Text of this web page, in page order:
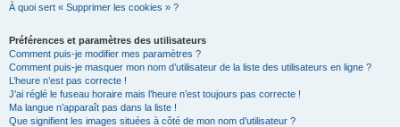
À quoi sert « Supprimer les cookies » ?
Préférences et paramètres des utilisateurs
Comment puis-je modifier mes paramètres ?
Comment puis-je masquer mon nom d’utilisateur de la liste des utilisateurs en ligne ?
L’heure n’est pas correcte !
J’ai réglé le fuseau horaire mais l’heure n’est toujours pas correcte !
Ma langue n’apparaît pas dans la liste !
Que signifient les images situées à côté de mon nom d’utilisateur ?